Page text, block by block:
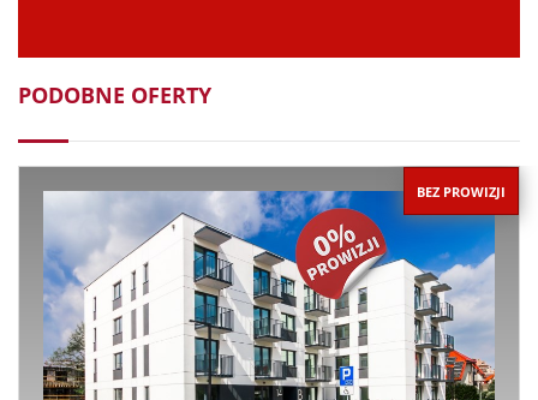
PODOBNE OFERTY
BEZ PROWIZJI